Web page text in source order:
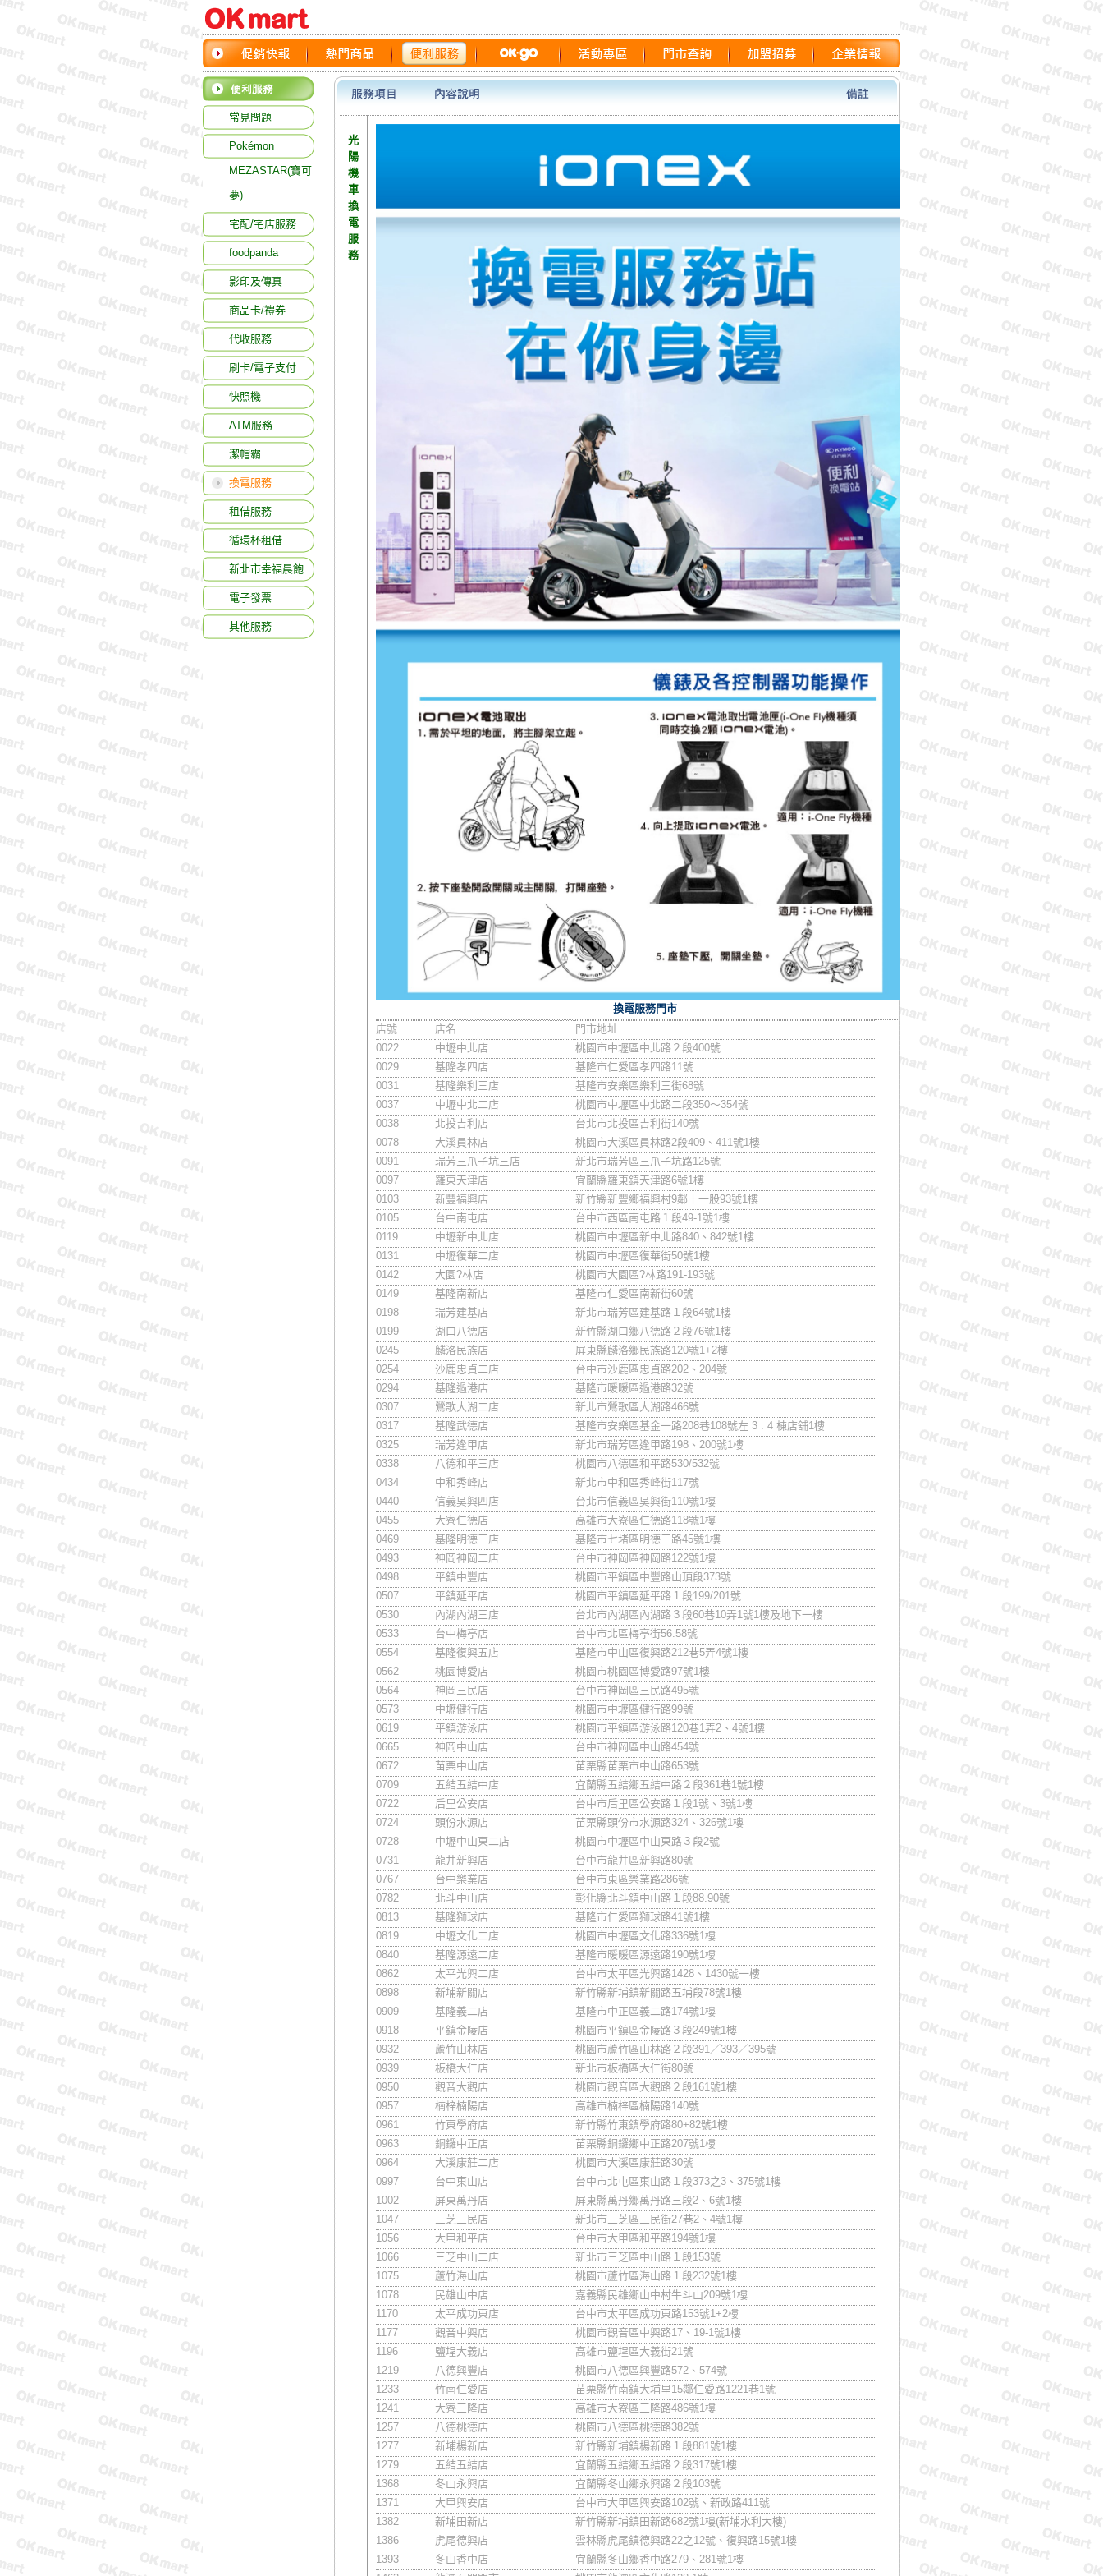
常見問題
Pokémon
MEZASTAR(寶可
夢)
宅配/宅店服務
foodpanda
影印及傳真
商品卡/禮券
代收服務
刷卡/電子支付
快照機
ATM服務
潔帽霸
換電服務
租借服務
循環杯租借
新北市幸福晨飽
電子發票
其他服務
光
陽
機
車
換
電
服
務
換電服務門市
店號
店名
門市地址
0022
中壢中北店
桃園市中壢區中北路２段400號
0029
基隆孝四店
基隆市仁愛區孝四路11號
0031
基隆樂利三店
基隆市安樂區樂利三街68號
0037
中壢中北二店
桃園市中壢區中北路二段350～354號
0038
北投吉利店
台北市北投區吉利街140號
0078
大溪員林店
桃園市大溪區員林路2段409、411號1樓
0091
瑞芳三爪子坑三店
新北市瑞芳區三爪子坑路125號
0097
羅東天津店
宜蘭縣羅東鎮天津路6號1樓
0103
新豐福興店
新竹縣新豐鄉福興村9鄰十一股93號1樓
0105
台中南屯店
台中市西區南屯路１段49-1號1樓
0119
中壢新中北店
桃園市中壢區新中北路840、842號1樓
0131
中壢復華二店
桃園市中壢區復華街50號1樓
0142
大園?林店
桃園市大園區?林路191-193號
0149
基隆南新店
基隆市仁愛區南新街60號
0198
瑞芳建基店
新北市瑞芳區建基路１段64號1樓
0199
湖口八德店
新竹縣湖口鄉八德路２段76號1樓
0245
麟洛民族店
屏東縣麟洛鄉民族路120號1+2樓
0254
沙鹿忠貞二店
台中市沙鹿區忠貞路202、204號
0294
基隆過港店
基隆市暖暖區過港路32號
0307
鶯歌大湖二店
新北市鶯歌區大湖路466號
0317
基隆武德店
基隆市安樂區基金一路208巷108號左 3 . 4 棟店舖1樓
0325
瑞芳逢甲店
新北市瑞芳區逢甲路198、200號1樓
0338
八德和平三店
桃園市八德區和平路530/532號
0434
中和秀峰店
新北市中和區秀峰街117號
0440
信義吳興四店
台北市信義區吳興街110號1樓
0455
大寮仁德店
高雄市大寮區仁德路118號1樓
0469
基隆明德三店
基隆市七堵區明德三路45號1樓
0493
神岡神岡二店
台中市神岡區神岡路122號1樓
0498
平鎮中豐店
桃園市平鎮區中豐路山頂段373號
0507
平鎮延平店
桃園市平鎮區延平路１段199/201號
0530
內湖內湖三店
台北市內湖區內湖路３段60巷10弄1號1樓及地下一樓
0533
台中梅亭店
台中市北區梅亭街56.58號
0554
基隆復興五店
基隆市中山區復興路212巷5弄4號1樓
0562
桃園博愛店
桃園市桃園區博愛路97號1樓
0564
神岡三民店
台中市神岡區三民路495號
0573
中壢健行店
桃園市中壢區健行路99號
0619
平鎮游泳店
桃園市平鎮區游泳路120巷1弄2、4號1樓
0665
神岡中山店
台中市神岡區中山路454號
0672
苗栗中山店
苗栗縣苗栗市中山路653號
0709
五結五結中店
宜蘭縣五結鄉五結中路２段361巷1號1樓
0722
后里公安店
台中市后里區公安路１段1號、3號1樓
0724
頭份水源店
苗栗縣頭份市水源路324、326號1樓
0728
中壢中山東二店
桃園市中壢區中山東路３段2號
0731
龍井新興店
台中市龍井區新興路80號
0767
台中樂業店
台中市東區樂業路286號
0782
北斗中山店
彰化縣北斗鎮中山路１段88.90號
0813
基隆獅球店
基隆市仁愛區獅球路41號1樓
0819
中壢文化二店
桃園市中壢區文化路336號1樓
0840
基隆源遠二店
基隆市暖暖區源遠路190號1樓
0862
太平光興二店
台中市太平區光興路1428、1430號一樓
0898
新埔新關店
新竹縣新埔鎮新關路五埔段78號1樓
0909
基隆義二店
基隆市中正區義二路174號1樓
0918
平鎮金陵店
桃園市平鎮區金陵路３段249號1樓
0932
蘆竹山林店
桃園市蘆竹區山林路２段391／393／395號
0939
板橋大仁店
新北市板橋區大仁街80號
0950
觀音大觀店
桃園市觀音區大觀路２段161號1樓
0957
楠梓楠陽店
高雄市楠梓區楠陽路140號
0961
竹東學府店
新竹縣竹東鎮學府路80+82號1樓
0963
銅鑼中正店
苗栗縣銅鑼鄉中正路207號1樓
0964
大溪康莊二店
桃園市大溪區康莊路30號
0997
台中東山店
台中市北屯區東山路１段373之3、375號1樓
1002
屏東萬丹店
屏東縣萬丹鄉萬丹路三段2、6號1樓
1047
三芝三民店
新北市三芝區三民街27巷2、4號1樓
1056
大甲和平店
台中市大甲區和平路194號1樓
1066
三芝中山二店
新北市三芝區中山路１段153號
1075
蘆竹海山店
桃園市蘆竹區海山路１段232號1樓
1078
民雄山中店
嘉義縣民雄鄉山中村牛斗山209號1樓
1170
太平成功東店
台中市太平區成功東路153號1+2樓
1177
觀音中興店
桃園市觀音區中興路17、19-1號1樓
1196
鹽埕大義店
高雄市鹽埕區大義街21號
1219
八德興豐店
桃園市八德區興豐路572、574號
1233
竹南仁愛店
苗栗縣竹南鎮大埔里15鄰仁愛路1221巷1號
1241
大寮三隆店
高雄市大寮區三隆路486號1樓
1257
八德桃德店
桃園市八德區桃德路382號
1277
新埔楊新店
新竹縣新埔鎮楊新路１段881號1樓
1279
五結五結店
宜蘭縣五結鄉五結路２段317號1樓
1368
冬山永興店
宜蘭縣冬山鄉永興路２段103號
1371
大甲興安店
台中市大甲區興安路102號、新政路411號
1382
新埔田新店
新竹縣新埔鎮田新路682號1樓(新埔水利大樓)
1386
虎尾德興店
雲林縣虎尾鎮德興路22之12號、復興路15號1樓
1393
冬山香中店
宜蘭縣冬山鄉香中路279、281號1樓